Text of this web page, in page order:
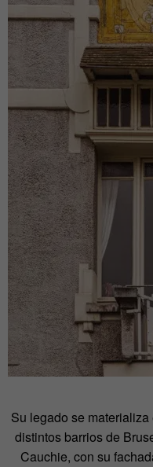
Su legado se
distintos barrios de
Cauchie, con su